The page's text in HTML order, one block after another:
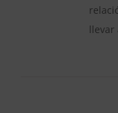
llevar